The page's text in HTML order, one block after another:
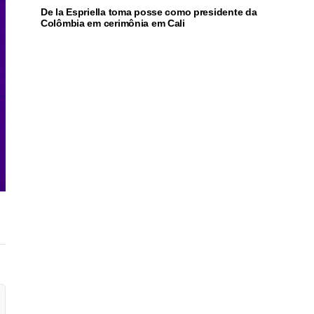
De la Espriella toma posse como presidente da
Colômbia em cerimônia em Cali